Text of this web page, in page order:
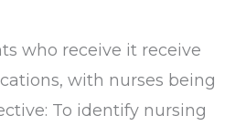
who receive it receive
with nurses being
To identify nursing